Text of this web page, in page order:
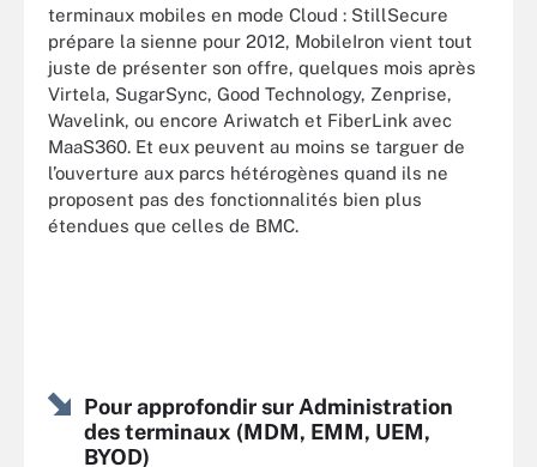
terminaux mobiles en mode Cloud : StillSecure
prépare la sienne pour 2012, MobileIron vient tout
juste de présenter son offre, quelques mois après
Virtela, SugarSync, Good Technology, Zenprise,
Wavelink, ou encore Ariwatch et FiberLink avec
MaaS360. Et eux peuvent au moins se targuer de
l’ouverture aux parcs hétérogènes quand ils ne
proposent pas des fonctionnalités bien plus
étendues que celles de BMC.
Pour approfondir sur Administration
des terminaux (MDM, EMM, UEM,
BYOD)